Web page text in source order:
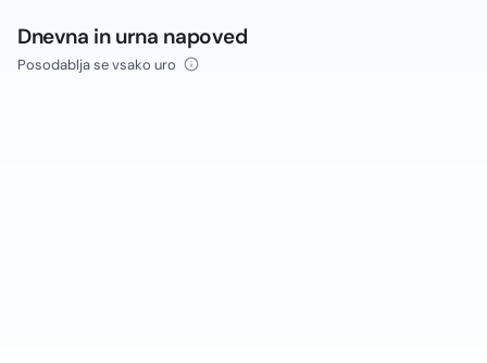
Dnevna in urna napoved
Posodablja se vsako uro